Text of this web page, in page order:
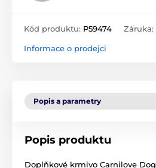
Kód produktu: P59474 Záruka:
Informace o prodejci
Popis a parametry
Popis produktu
Doplňkové krmivo Carnilove